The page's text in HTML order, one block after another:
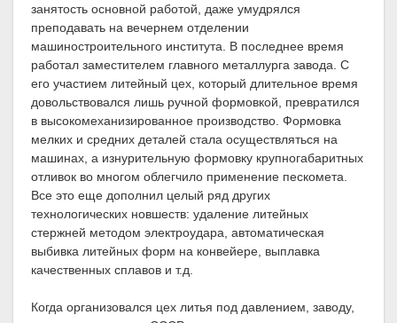
занятость основной работой, даже умудрялся
преподавать на вечернем отделении
машиностроительного института. В последнее время
работал заместителем главного металлурга завода. С
его участием литейный цех, который длительное время
довольствовался лишь ручной формовкой, превратился
в высокомеханизированное производство. Формовка
мелких и средних деталей стала осуществляться на
машинах, а изнурительную формовку крупногабаритных
отливок во многом облегчило применение пескомета.
Все это еще дополнил целый ряд других
технологических новшеств: удаление литейных
стержней методом электроудара, автоматическая
выбивка литейных форм на конвейере, выплавка
качественных сплавов и т.д.
Когда организовался цех литья под давлением, заводу,